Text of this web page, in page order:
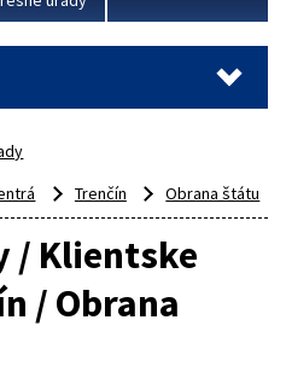
Trenčín Obrana štátu
/ Klientske
/ Obrana